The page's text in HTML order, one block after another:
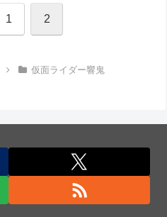
とめ【コメント欄まとめます】
1 2
仮面ライダー響鬼